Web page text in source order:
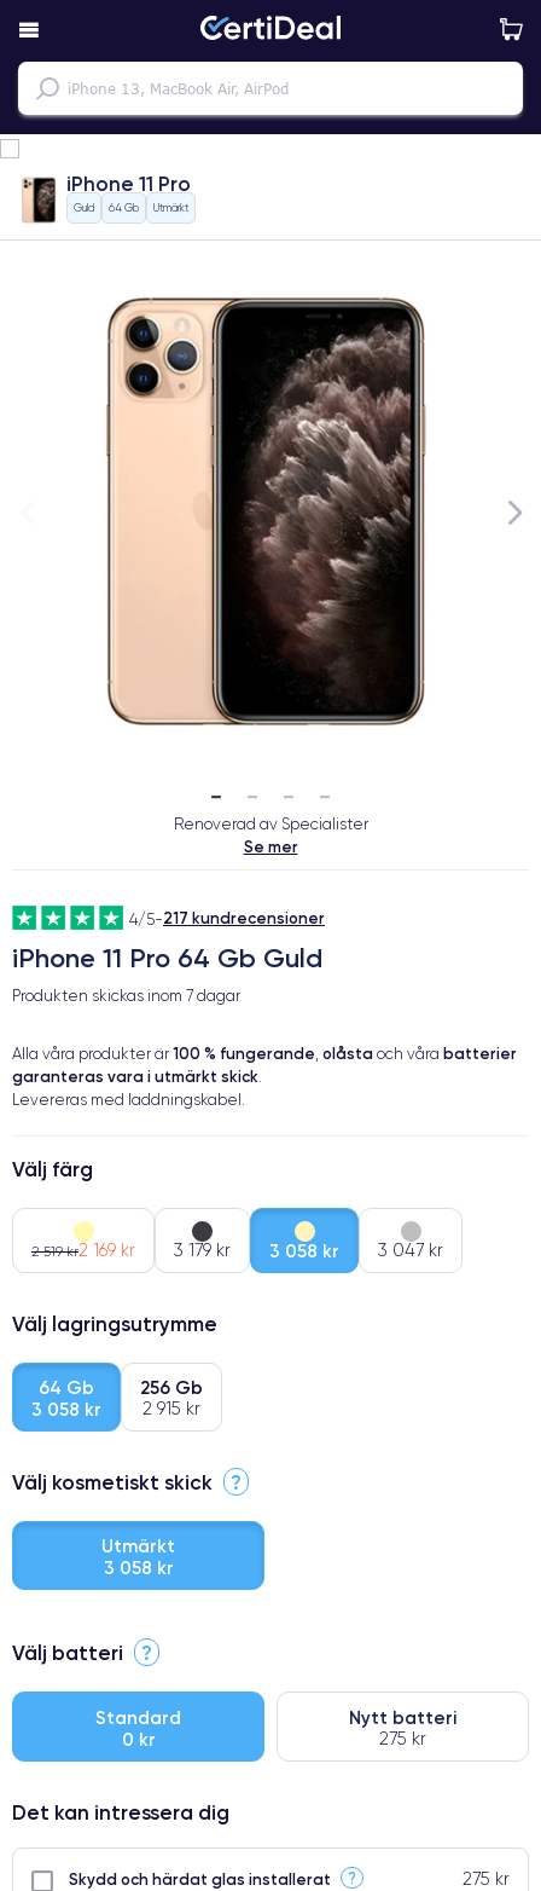
iPhone 11 Pro
Guld 64 Gb Utmärkt
Renoverad av Specialister
Se mer
4/5-217 kundrecensioner
iPhone 11 Pro 64 Gb Guld
Produkten skickas inom 7 dagar
Alla våra produkter är 100 % fungerande, olåsta och våra batterier
garanteras vara i utmärkt skick.
Levereras med laddningskabel.
Välj färg
2 519 kr2 169 kr 3 179 kr 3 058 kr 3 047 kr
Välj lagringsutrymme
64 Gb
3 058 kr
256 Gb
2 915 kr
Välj kosmetiskt skick ?
Utmärkt
3 058 kr
⭐ Premium
● Oklanderlig kvalitetsskärm
● Endast 5% av våra telefoner har premiumklassning
Välj batteri ?
Standard
0 kr
Nytt batteri
275 kr
Det kan intressera dig
Skydd och härdat glas installerat ? 275 kr